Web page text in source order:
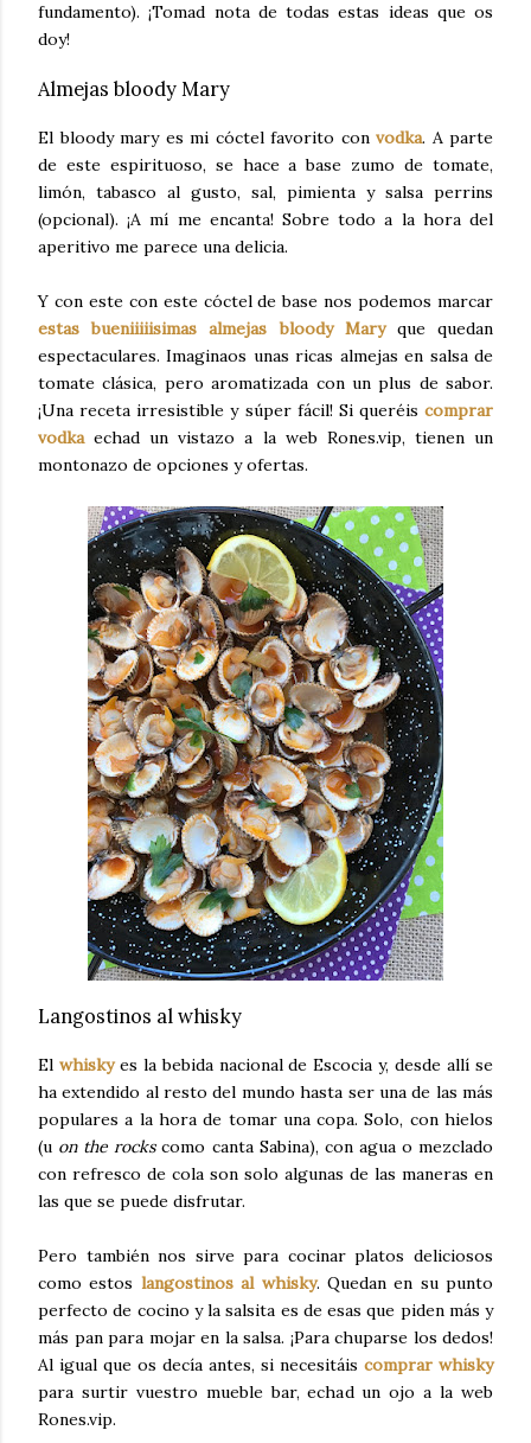
fundamento). ¡Tomad nota de todas estas ideas que os
doy!
Almejas bloody Mary
El bloody mary es mi cóctel favorito con vodka. A parte
de este espirituoso, se hace a base zumo de tomate,
limón, tabasco al gusto, sal, pimienta y salsa perrins
(opcional). ¡A mí me encanta! Sobre todo a la hora del
aperitivo me parece una delicia.
Y con este con este cóctel de base nos podemos marcar
estas bueniiiiisimas almejas bloody Maryque quedan
espectaculares. Imaginaos unas ricas almejas en salsa de
tomate clásica, pero aromatizada con un plus de sabor.
¡Una receta irresistible y súper fácil! Si queréis comprar
vodkaechad un vistazo a la web Rones.vip, tienen un
montonazo de opciones y ofertas.
Langostinos al whisky
El whiskyes la bebida nacional de Escocia y, desde allí se
ha extendido al resto del mundo hasta ser una de las más
populares a la hora de tomar una copa. Solo, con hielos
(u on the rockscomo canta Sabina), con agua o mezclado
con refresco de cola son solo algunas de las maneras en
las que se puede disfrutar.
Pero también nos sirve para cocinar platos deliciosos
como estos langostinos al whisky. Quedan en su punto
perfecto de cocino y la salsita es de esas que piden más y
más pan para mojar en la salsa. ¡Para chuparse los dedos!
Al igual que os decía antes, si necesitáis comprar whisky
para surtir vuestro mueble bar, echad un ojo a la web
Rones.vip.